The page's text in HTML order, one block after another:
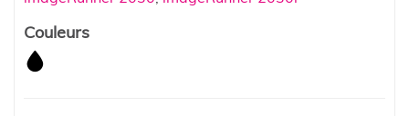
Couleurs